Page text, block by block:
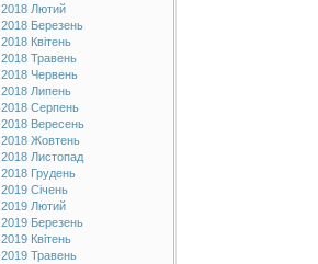
2018 Лютий
2018 Березень
2018 Квітень
2018 Травень
2018 Червень
2018 Липень
2018 Серпень
2018 Вересень
2018 Жовтень
2018 Листопад
2018 Грудень
2019 Січень
2019 Лютий
2019 Березень
2019 Квітень
2019 Травень